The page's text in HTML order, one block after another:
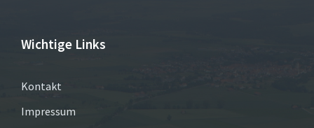
Wichtige Links
Kontakt
Impressum